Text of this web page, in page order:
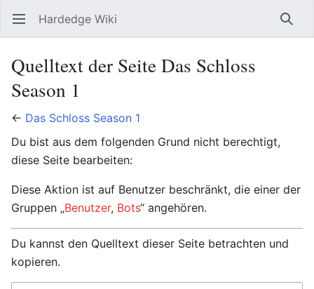
Hauptmenü öffnen Hardedge Wiki
Quelltext der Seite Das Schloss
Season 1
← Das Schloss Season 1
Du bist aus dem folgenden Grund nicht berechtigt,
diese Seite bearbeiten:
Diese Aktion ist auf Benutzer beschränkt, die einer der
Gruppen „Benutzer, Bots“ angehören.
Du kannst den Quelltext dieser Seite betrachten und
kopieren.